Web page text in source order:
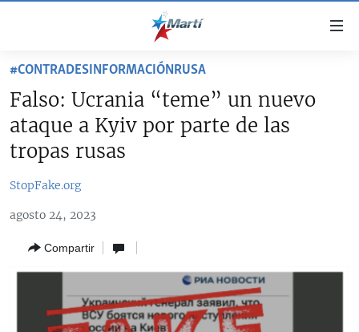
accesibilidad
contenido
principal
navegación
principal
búsqueda
SOBRE CUBA
ESTADOS UNIDOS
DEPORTES
OPINIÓN GRÁFICA
#CONTRADESINFORMACIÓNRUSA
Falso: Ucrania “teme” un nuevo
ataque a Kyiv por parte de las
tropas rusas
StopFake.org
agosto 24, 2023
Compartir